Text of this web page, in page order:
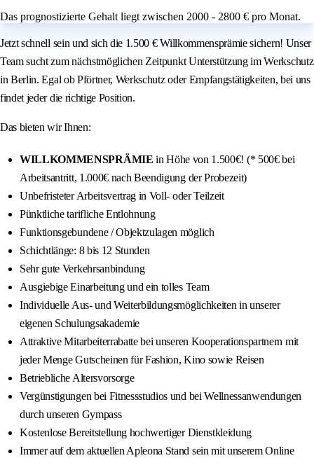
Das prognostizierte Gehalt liegt zwischen 2000 - 2800 € pro Monat.
Jetzt schnell sein und sich die 1.500 € Willkommensprämie sichern! Unser
Team sucht zum nächstmöglichen Zeitpunkt Unterstützung im Werkschutz
in Berlin. Egal ob Pförtner, Werkschutz oder Empfangstätigkeiten, bei uns
findet jeder die richtige Position.
Das bieten wir Ihnen:
WILLKOMMENSPRÄMIE in Höhe von 1.500€! (* 500€ bei
Arbeitsantritt, 1.000€ nach Beendigung der Probezeit)
Unbefristeter Arbeitsvertrag in Voll- oder Teilzeit
Pünktliche tarifliche Entlohnung
Funktionsgebundene / Objektzulagen möglich
Schichtlänge: 8 bis 12 Stunden
Sehr gute Verkehrsanbindung
Ausgiebige Einarbeitung und ein tolles Team
Individuelle Aus- und Weiterbildungsmöglichkeiten in unserer
eigenen Schulungsakademie
Attraktive Mitarbeiterrabatte bei unseren Kooperationspartnern mit
jeder Menge Gutscheinen für Fashion, Kino sowie Reisen
Betriebliche Altersvorsorge
Vergünstigungen bei Fitnessstudios und bei Wellnessanwendungen
durch unseren Gympass
Kostenlose Bereitstellung hochwertiger Dienstkleidung
Immer auf dem aktuellen Apleona Stand sein mit unserem Online